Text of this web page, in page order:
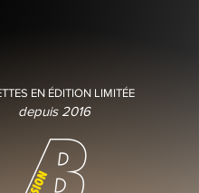
EN ÉDITION LIMITÉE
depuis 2016